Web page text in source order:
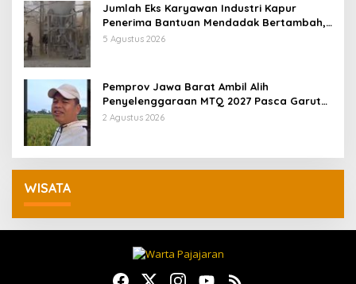
Jumlah Eks Karyawan Industri Kapur
Penerima Bantuan Mendadak Bertambah,
KDM: Kita Identifikasi
5 Agustus 2026
Pemprov Jawa Barat Ambil Alih
Penyelenggaraan MTQ 2027 Pasca Garut
Mundur Jadi Tuan Rumah
2 Agustus 2026
WISATA